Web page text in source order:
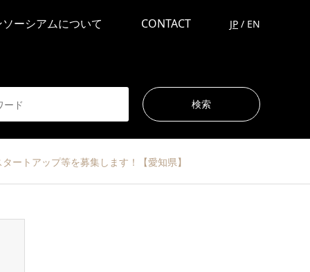
ーシアムについて CONTACT JP / EN
ートアップ等を募集します！【愛知県】